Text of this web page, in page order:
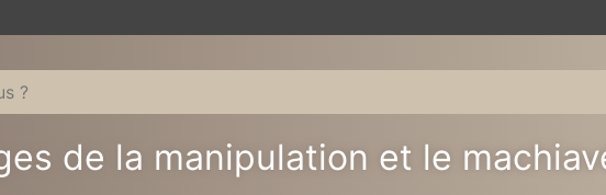
de la manipulation et le